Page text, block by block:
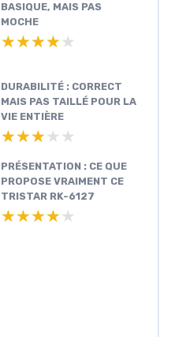
BASIQUE, MAIS PAS
MOCHE
★★★★★
★★★★★
DURABILITÉ : CORRECT
MAIS PAS TAILLÉ POUR LA
VIE ENTIÈRE
★★★★★
★★★★★
PRÉSENTATION : CE QUE
PROPOSE VRAIMENT CE
TRISTAR RK-6127
★★★★★
★★★★★